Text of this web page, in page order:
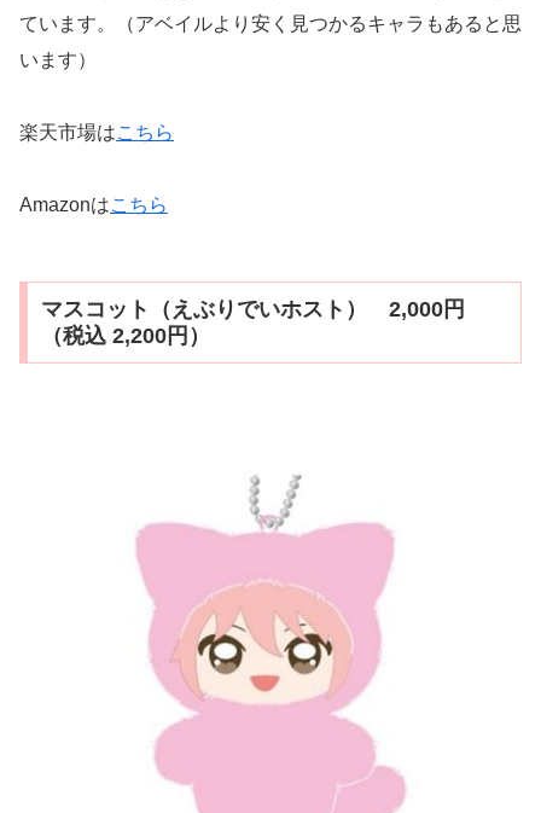
ています。（アベイルより安く見つかるキャラもあると思
います）
楽天市場はこちら
Amazonはこちら
マスコット（えぶりでいホスト） 2,000円
（税込 2,200円）